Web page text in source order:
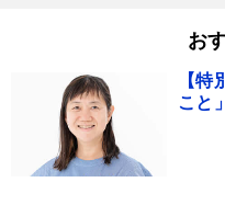
お
【
こと